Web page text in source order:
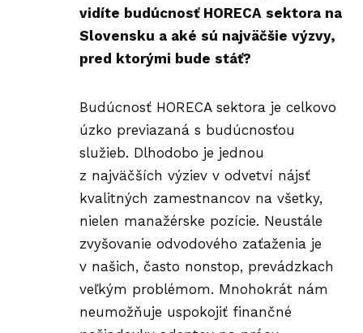
vidíte budúcnosť HORECA sektora na
Slovensku a aké sú najväčšie výzvy,
pred ktorými bude stáť?
Budúcnosť HORECA sektora je celkovo
úzko previazaná s budúcnosťou
služieb. Dlhodobo je jednou
z najväčších výziev v odvetví nájsť
kvalitných zamestnancov na všetky,
nielen manažérske pozície. Neustále
zvyšovanie odvodového zaťaženia je
v našich, často nonstop, prevádzkach
veľkým problémom. Mnohokrát nám
neumožňuje uspokojiť finančné